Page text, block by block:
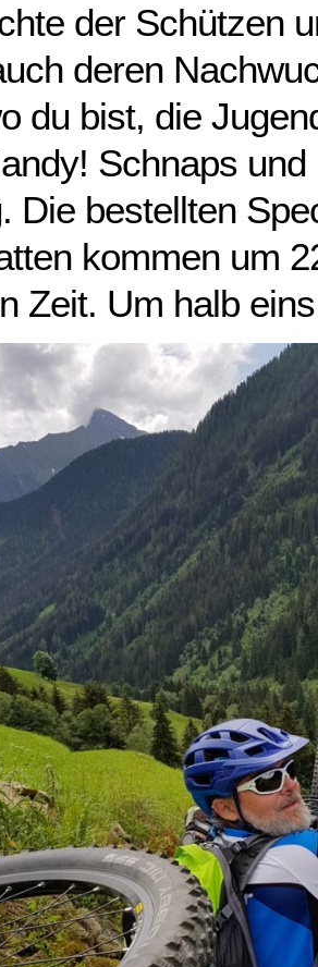
der Schützen
deren
du bist, die
Schnaps
Die bestellten
kommen um
Zeit. Um halb